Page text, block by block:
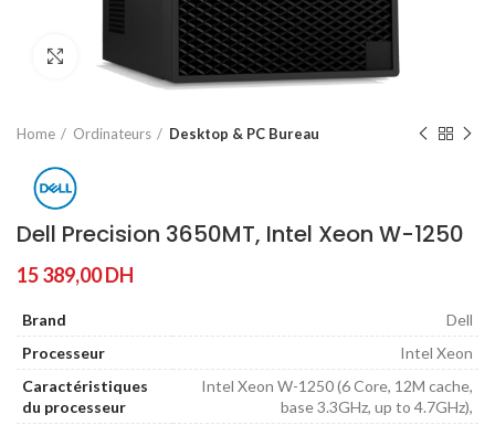
Agrandir
Home Ordinateurs Desktop & PC Bureau
Dell Precision 3650MT, Intel Xeon W-1250
15 389,00DH
Brand
Dell
Processeur
Intel Xeon
Caractéristiques
du processeur
Intel Xeon W-1250 (6 Core, 12M cache,
base 3.3GHz, up to 4.7GHz),